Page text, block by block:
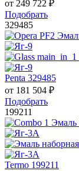
от 249 722 ₽
Подобрать
329485
Penta 329485
от 181 504 ₽
Подобрать
199211
Termo 199211